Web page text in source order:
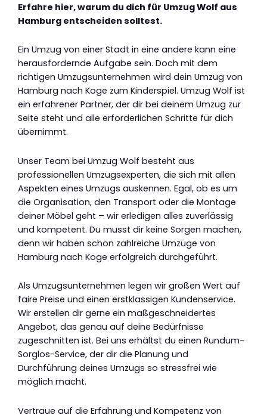
Erfahre hier, warum du dich für Umzug Wolf aus
Hamburg entscheiden solltest.
Ein Umzug von einer Stadt in eine andere kann eine
herausfordernde Aufgabe sein. Doch mit dem
richtigen Umzugsunternehmen wird dein Umzug von
Hamburg nach Koge zum Kinderspiel. Umzug Wolf ist
ein erfahrener Partner, der dir bei deinem Umzug zur
Seite steht und alle erforderlichen Schritte für dich
übernimmt.
Unser Team bei Umzug Wolf besteht aus
professionellen Umzugsexperten, die sich mit allen
Aspekten eines Umzugs auskennen. Egal, ob es um
die Organisation, den Transport oder die Montage
deiner Möbel geht – wir erledigen alles zuverlässig
und kompetent. Du musst dir keine Sorgen machen,
denn wir haben schon zahlreiche Umzüge von
Hamburg nach Koge erfolgreich durchgeführt.
Als Umzugsunternehmen legen wir großen Wert auf
faire Preise und einen erstklassigen Kundenservice.
Wir erstellen dir gerne ein maßgeschneidertes
Angebot, das genau auf deine Bedürfnisse
zugeschnitten ist. Bei uns erhältst du einen Rundum-
Sorglos-Service, der dir die Planung und
Durchführung deines Umzugs so stressfrei wie
möglich macht.
Vertraue auf die Erfahrung und Kompetenz von